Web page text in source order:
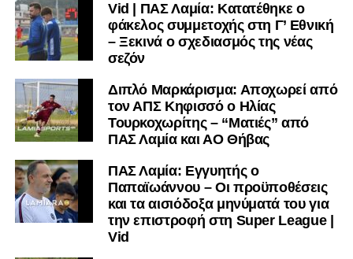
Vid | ΠΑΣ Λαμία: Κατατέθηκε ο
φάκελος συμμετοχής στη Γ’ Εθνική
– Ξεκινά ο σχεδιασμός της νέας
σεζόν
Διπλό Μαρκάρισμα: Αποχωρεί από
τον ΑΠΣ Κηφισσό ο Ηλίας
Τουρκοχωρίτης – “Ματιές” από
ΠΑΣ Λαμία και ΑΟ Θήβας
ΠΑΣ Λαμία: Εγγυητής ο
Παπαϊωάννου – Οι προϋποθέσεις
και τα αισιόδοξα μηνύματά του για
την επιστροφή στη Super League |
Vid